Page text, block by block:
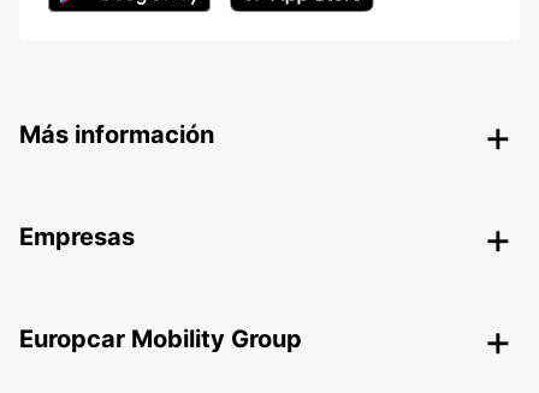
Más información
Empresas
Europcar Mobility Group